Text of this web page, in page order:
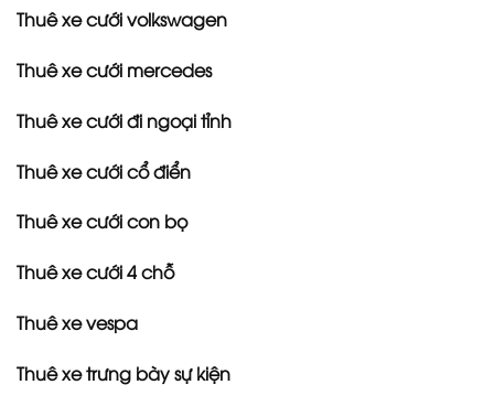
Thuê xe cưới volkswagen
Thuê xe cưới mercedes
Thuê xe cưới đi ngoại tỉnh
Thuê xe cưới cổ điển
Thuê xe cưới con bọ
Thuê xe cưới 4 chỗ
Thuê xe vespa
Thuê xe trưng bày sự kiện